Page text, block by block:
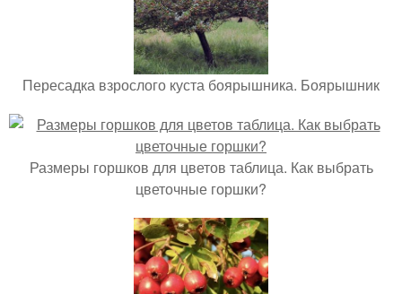
Пересадка взрослого куста боярышника. Боярышник
Размеры горшков для цветов таблица. Как выбрать
цветочные горшки?